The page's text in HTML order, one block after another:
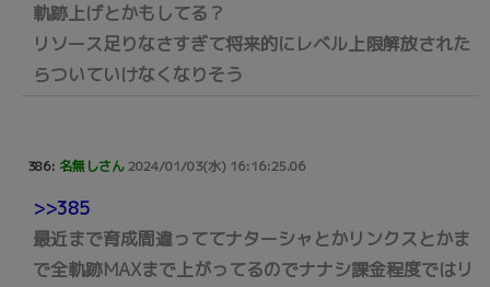
軌跡上げとかもしてる？
リソース足りなさすぎて将来的にレベル上限解放された
らついていけなくなりそう
386: 名無しさん2024/01/03(水) 16:16:25.06
>>385
最近まで育成間違っててナターシャとかリンクスとかま
で全軌跡MAXまで上がってるのでナナシ課金程度ではリ